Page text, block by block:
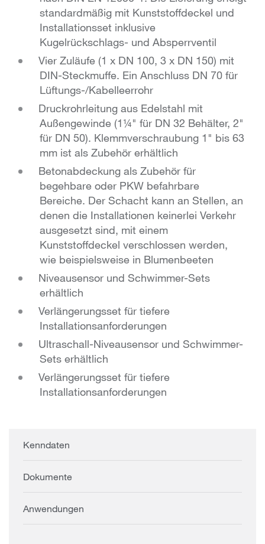
standardmäßig mit Kunststoffdeckel und
Installationsset inklusive
Kugelrückschlags- und Absperrventil
Vier Zuläufe (1 x DN 100, 3 x DN 150) mit
DIN-Steckmuffe. Ein Anschluss DN 70 für
Lüftungs-/Kabelleerrohr
Druckrohrleitung aus Edelstahl mit
Außengewinde (1¼" für DN 32 Behälter, 2"
für DN 50). Klemmverschraubung 1" bis 63
mm ist als Zubehör erhältlich
Betonabdeckung als Zubehör für
begehbare oder PKW befahrbare
Bereiche. Der Schacht kann an Stellen, an
denen die Installationen keinerlei Verkehr
ausgesetzt sind, mit einem
Kunststoffdeckel verschlossen werden,
wie beispielsweise in Blumenbeeten
Niveausensor und Schwimmer-Sets
erhältlich
Verlängerungsset für tiefere
Installationsanforderungen
Ultraschall-Niveausensor und Schwimmer-
Sets erhältlich
Verlängerungsset für tiefere
Installationsanforderungen
Kenndaten
Dokumente
Anwendungen